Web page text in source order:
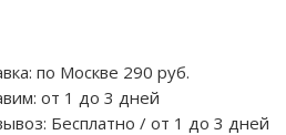
по Москве 290 руб.
от 1 до 3 дней
Бесплатно / от 1 до 3 дней